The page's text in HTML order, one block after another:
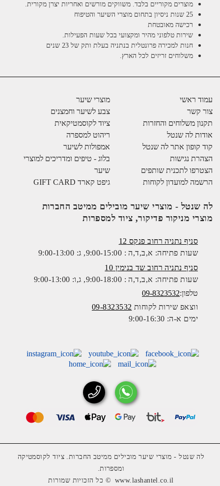
מוצרים מקוריים בלבד. משווקים מורשים ואחריות יצרן מקורית.
25 שנות ניסיון בתחום מוצרי השיער והטיפוח
רכישה מאובטחת
שירות טלפוני מהיר ומקצועי בכל שעות הפעילות.
חנות למכירה פרונטלית בנתניה בעלת ותק של 23 שנים
משלוחים זריזים לכל הארץ.
עמוד ראשי
צור קשר
תקנון משלוחים והחזרות
אודות לה שנטל
קוד קופון אתר לה שנטל
הצהרת נגישות
הצטרפו לתכנית שותפים
הרשמה למועדון לקוחות
מוצרי שיער
צבע לשיער וחמצנים
ציוד לקוסמטיקאית
ריהוט למספרה
אמפולות לשיער
בלוג - טיפים ומדריכים למוצרי
שיער
גיפט קארד GIFT CARD
לה שנטל - מוצרי שיער מובילים ממיטב החברות
מוצרי מניקור פדיקור, ציוד למספרות
סניף נתניה רחוב פנקס 12
שעות פתיחה: א,ב,ד,ה : 9:00-15:00, ג: 9:00-13:00
סניף נתניה רחוב שד בנימין 10
שעות פתיחה: א,ב,ד,ה : 9:00-18:00, ג,ו: 9:00-13:00
טלפון:09-8323532
ווצאפ שירות לקוחות 09-8323532
ימים א-ה: 9:00-16:30
לה שנטל - מוצרי שיער מובילים ממיטב החברות. ציוד לקוסמטיקה
ומספרות.
www.lashantel.co.il © כל הזכויות שמורות